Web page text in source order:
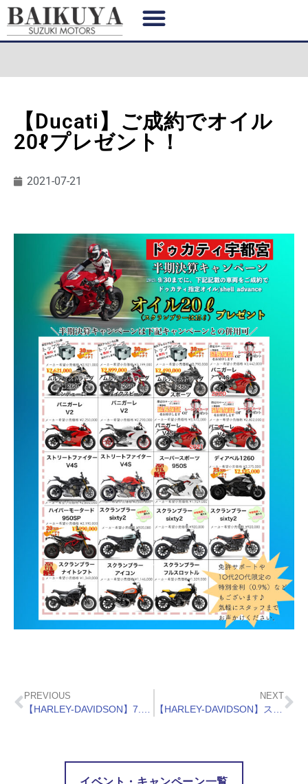
【Ducati】ご成約でオイル
20ℓプレゼント！
2021-07-21
PREVIOUS NEXT
イベント・キャンペーン一覧